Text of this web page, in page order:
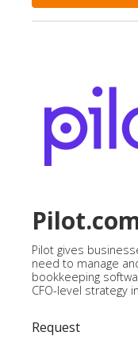
Pilot gives
need to manage
bookkeeping
CFO-level strategy
Request